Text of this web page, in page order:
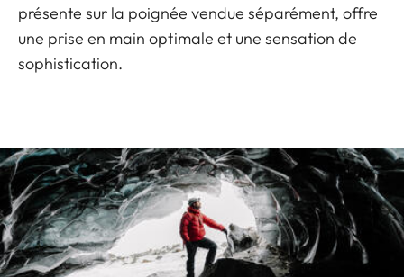
présente sur la poignée vendue séparément, offre
une prise en main optimale et une sensation de
sophistication.